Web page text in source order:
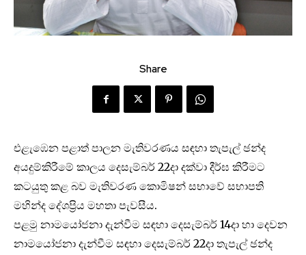
Share
එළැඹෙන පළාත් පාලන මැතිවරණය සඳහා තැපැල් ඡන්ද
අයදුම්කිරීමේ කාලය දෙසැම්බර් 22දා දක්වා දීර්ඝ කිරීමට
කටයුතු කළ බව මැතිවරණ කොමිෂන් සභාවේ සභාපති
මහින්ද දේශප්‍රිය මහතා පැවසීය.
පළමු නාමයෝජනා දැන්වීම සඳහා දෙසැම්බර් 14දා හා දෙවන
නාමයෝජනා දැන්වීම සඳහා දෙසැම්බර් 22දා තැපැල් ඡන්ද